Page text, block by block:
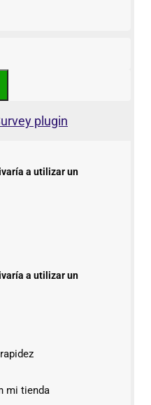
plugin
a utilizar un
a utilizar un
mi tienda